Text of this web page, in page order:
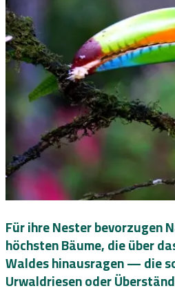
Für ihre Nester bevorzugen
höchsten Bäume, die über
Waldes hinausragen — die
Urwaldriesen oder